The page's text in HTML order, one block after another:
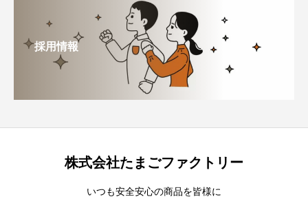
採用情報
株式会社たまごファクトリー
いつも安全安心の商品を皆様に